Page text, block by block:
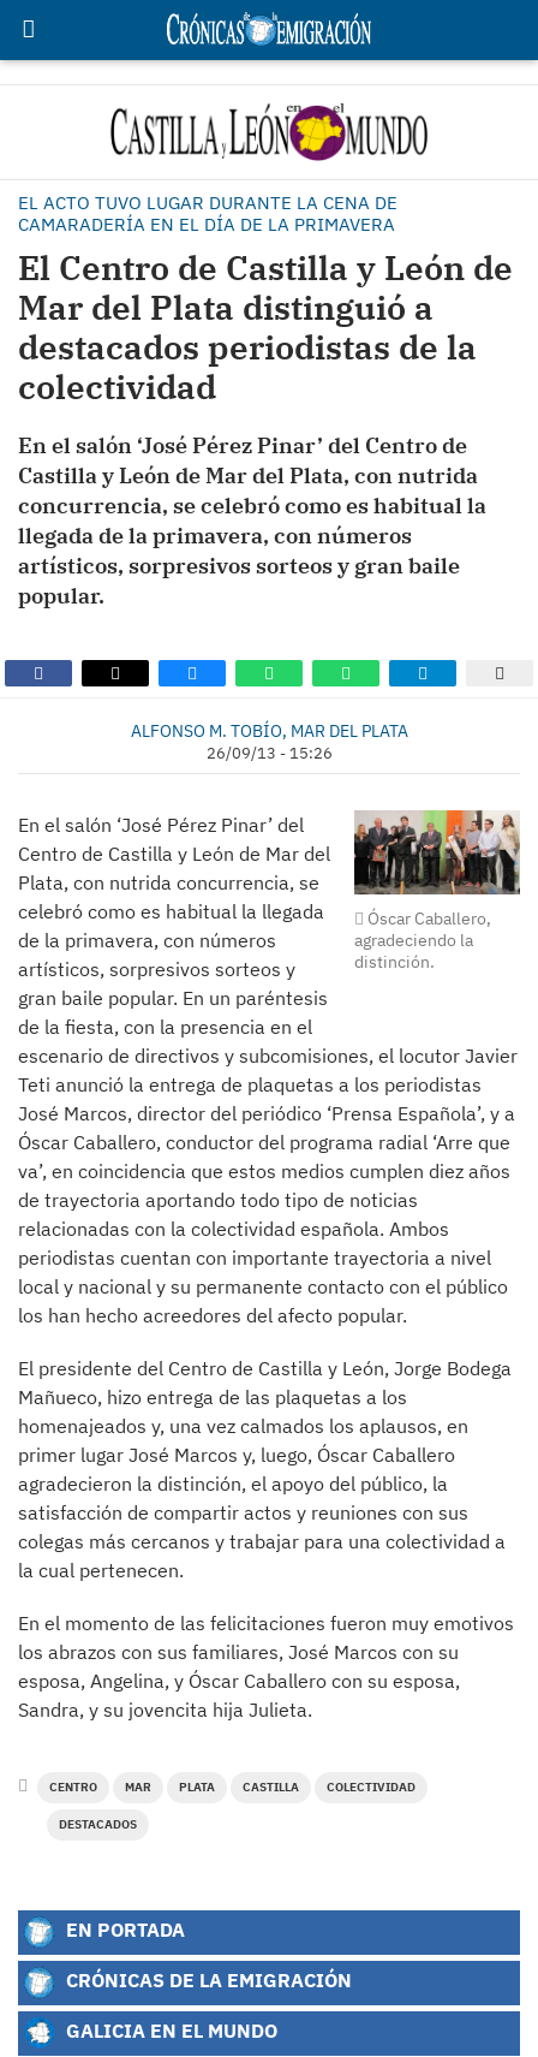
EL ACTO TUVO LUGAR DURANTE LA CENA DE
CAMARADERÍA EN EL DÍA DE LA PRIMAVERA
El Centro de Castilla y León de
Mar del Plata distinguió a
destacados periodistas de la
colectividad
En el salón ‘José Pérez Pinar’ del Centro de
Castilla y León de Mar del Plata, con nutrida
concurrencia, se celebró como es habitual la
llegada de la primavera, con números
artísticos, sorpresivos sorteos y gran baile
popular.
ALFONSO M. TOBÍO, MAR DEL PLATA
26/09/13 - 15:26
Óscar Caballero,
agradeciendo la
distinción.
En el salón ‘José Pérez Pinar’ del
Centro de Castilla y León de Mar del
Plata, con nutrida concurrencia, se
celebró como es habitual la llegada
de la primavera, con números
artísticos, sorpresivos sorteos y
gran baile popular. En un paréntesis
de la fiesta, con la presencia en el
escenario de directivos y subcomisiones, el locutor Javier
Teti anunció la entrega de plaquetas a los periodistas
José Marcos, director del periódico ‘Prensa Española’, y a
Óscar Caballero, conductor del programa radial ‘Arre que
va’, en coincidencia que estos medios cumplen diez años
de trayectoria aportando todo tipo de noticias
relacionadas con la colectividad española. Ambos
periodistas cuentan con importante trayectoria a nivel
local y nacional y su permanente contacto con el público
los han hecho acreedores del afecto popular.
El presidente del Centro de Castilla y León, Jorge Bodega
Mañueco, hizo entrega de las plaquetas a los
homenajeados y, una vez calmados los aplausos, en
primer lugar José Marcos y, luego, Óscar Caballero
agradecieron la distinción, el apoyo del público, la
satisfacción de compartir actos y reuniones con sus
colegas más cercanos y trabajar para una colectividad a
la cual pertenecen.
En el momento de las felicitaciones fueron muy emotivos
los abrazos con sus familiares, José Marcos con su
esposa, Angelina, y Óscar Caballero con su esposa,
Sandra, y su jovencita hija Julieta.
CENTRO MAR PLATA CASTILLA COLECTIVIDAD
DESTACADOS
EN PORTADA
CRÓNICAS DE LA EMIGRACIÓN
GALICIA EN EL MUNDO